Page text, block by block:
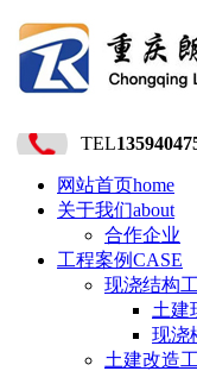
TEL
网站首页home
关于我们about
合作企业
工程案例CASE
现浇结构
土建
现浇
土建改造